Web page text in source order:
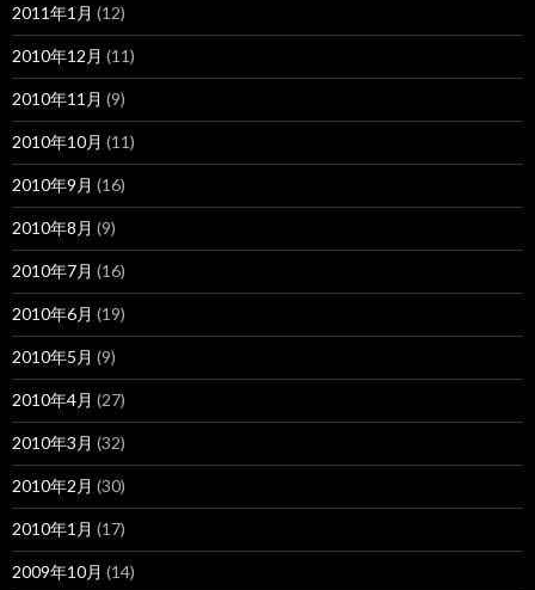
2011年1月 (12)
2010年12月 (11)
2010年11月 (9)
2010年10月 (11)
2010年9月 (16)
2010年8月 (9)
2010年7月 (16)
2010年6月 (19)
2010年5月 (9)
2010年4月 (27)
2010年3月 (32)
2010年2月 (30)
2010年1月 (17)
2009年10月 (14)